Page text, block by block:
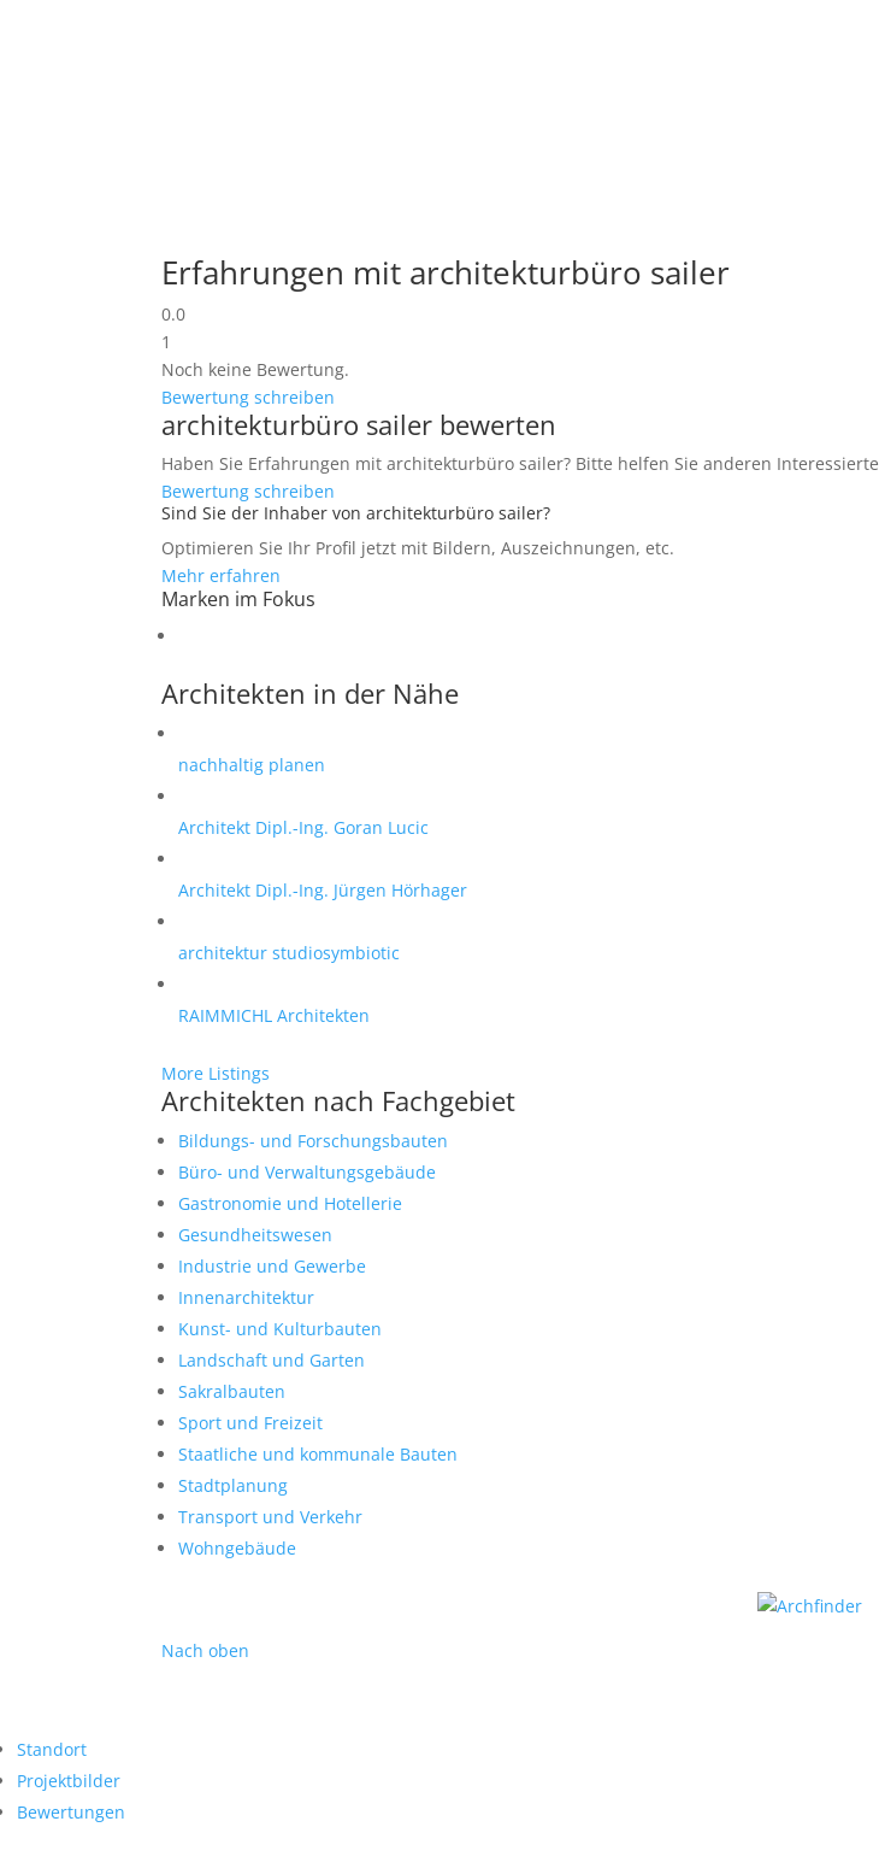
Erfahrungen mit architekturbüro sailer
0.0
1
Noch keine Bewertung.
Bewertung schreiben
architekturbüro sailer bewerten
Haben Sie Erfahrungen mit architekturbüro sailer? Bitte helfen Sie anderen
Bewertung schreiben
Sind Sie der Inhaber von architekturbüro sailer?
Optimieren Sie Ihr Profil jetzt mit Bildern, Auszeichnungen, etc.
Mehr erfahren
Marken im Fokus
Architekten in der Nähe
nachhaltig planen
Architekt Dipl.-Ing. Goran Lucic
Architekt Dipl.-Ing. Jürgen Hörhager
architektur studiosymbiotic
RAIMMICHL Architekten
More Listings
Architekten nach Fachgebiet
Bildungs- und Forschungsbauten
Büro- und Verwaltungsgebäude
Gastronomie und Hotellerie
Gesundheitswesen
Industrie und Gewerbe
Innenarchitektur
Kunst- und Kulturbauten
Landschaft und Garten
Sakralbauten
Sport und Freizeit
Staatliche und kommunale Bauten
Stadtplanung
Transport und Verkehr
Wohngebäude
Nach oben
Standort
Projektbilder
Bewertungen